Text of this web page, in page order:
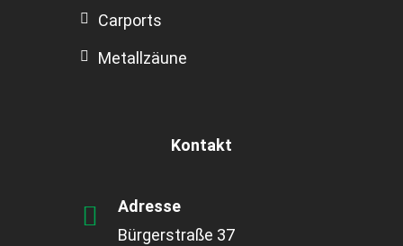
Carports
Metallzäune
Kontakt
Adresse
Bürgerstraße 37